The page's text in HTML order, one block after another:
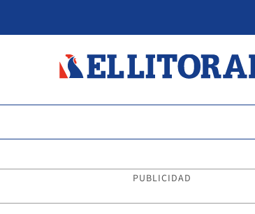
PUBLICIDAD